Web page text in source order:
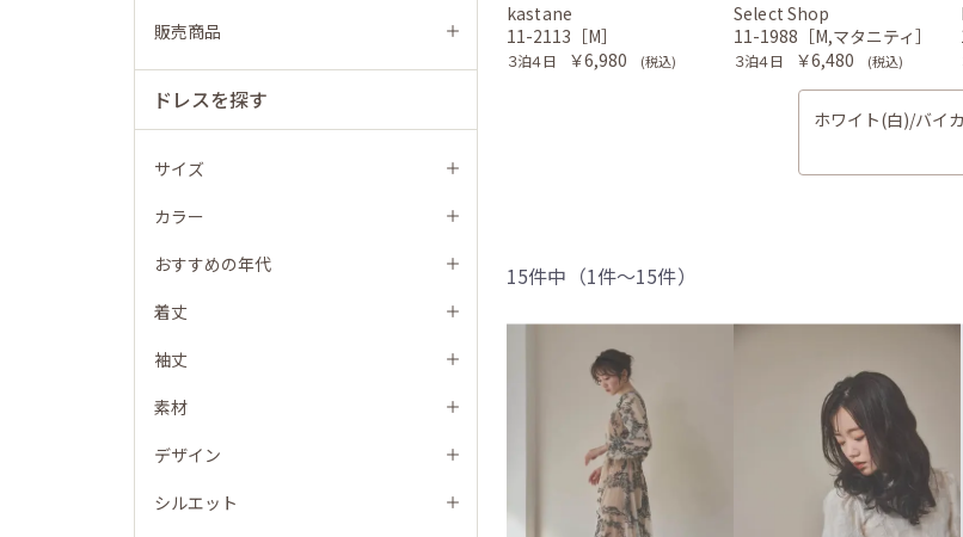
販売商品
ドレスを探す
サイズ
カラー
おすすめの年代
着丈
袖丈
素材
デザイン
シルエット
kastane
11-2113［M］
３泊４日 ￥6,980 (税込)
Select Shop
11-1988［M,マタニティ］
３泊４日 ￥6,480 (税込)
ホワイト(白)/バイ
15件中（1件〜15件）